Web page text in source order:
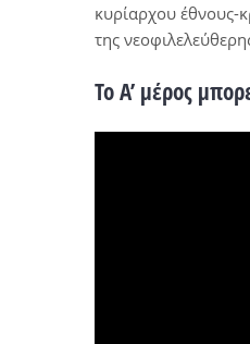
κυρίαρχου έθνους-
της
Το Α’ μέρος